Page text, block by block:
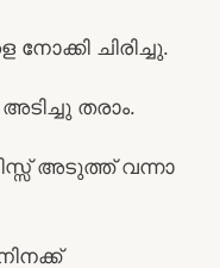
ചിരിച്ചു.
തരാം.
അടുത്ത് വന്നാ